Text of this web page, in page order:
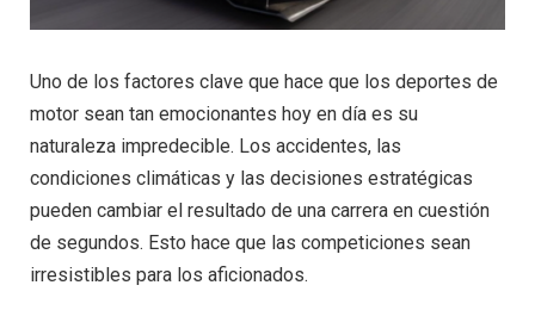
Uno de los factores clave que hace que los deportes de
motor sean tan emocionantes hoy en día es su
naturaleza impredecible. Los accidentes, las
condiciones climáticas y las decisiones estratégicas
pueden cambiar el resultado de una carrera en cuestión
de segundos. Esto hace que las competiciones sean
irresistibles para los aficionados.